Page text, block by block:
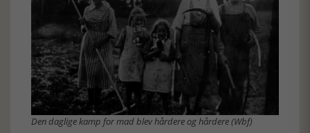
Den daglige kamp for mad blev hårdere og hårdere (Wbf)